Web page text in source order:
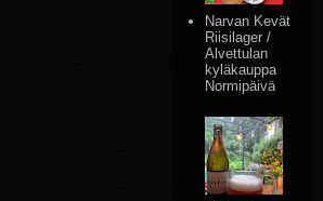
Narvan Kevät
Riisilager /
Alvettulan
kyläkauppa
Normipäivä